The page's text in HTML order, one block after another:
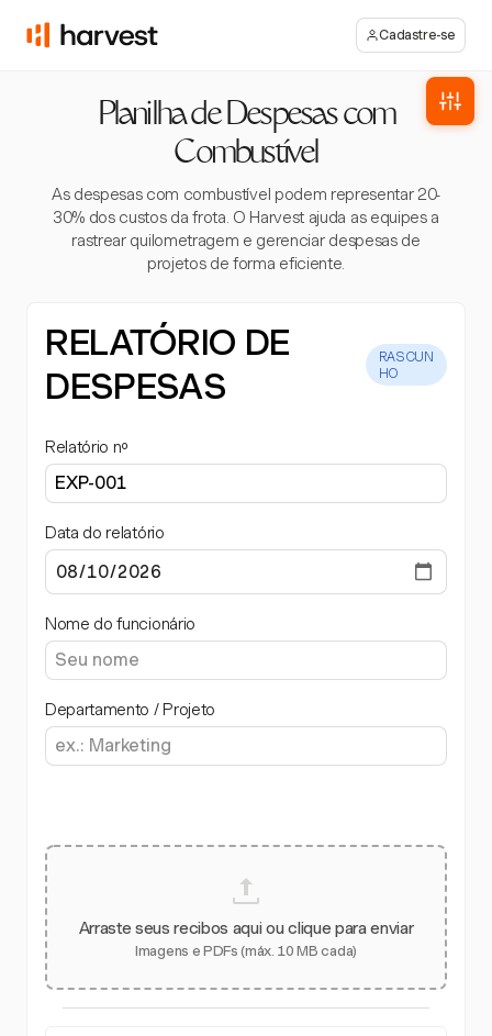
Cadastre-se
Planilha de Despesas com
Combustível
As despesas com combustível podem representar 20-
30% dos custos da frota. O Harvest ajuda as equipes a
rastrear quilometragem e gerenciar despesas de
projetos de forma eficiente.
RELATÓRIO DE
DESPESAS
RASCUN
HO
Relatório nº
Data do relatório
Nome do funcionário
Departamento / Projeto
Arraste seus recibos aqui ou clique para enviar
Imagens e PDFs (máx. 10 MB cada)